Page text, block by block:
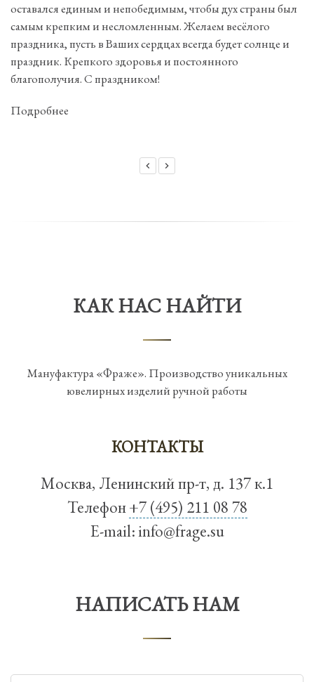
оставался единым и непобедимым, чтобы дух страны был
самым крепким и несломленным. Желаем весёлого
праздника, пусть в Ваших сердцах всегда будет солнце и
праздник. Крепкого здоровья и постоянного
благополучия. С праздником!
Подробнее
КАК НАС НАЙТИ
Мануфактура «Фраже». Производство уникальных
ювелирных изделий ручной работы
КОНТАКТЫ
Москва, Ленинский пр-т, д. 137 к.1
Телефон+7 (495) 211 08 78
E-mail:info@frage.su
НАПИСАТЬ НАМ